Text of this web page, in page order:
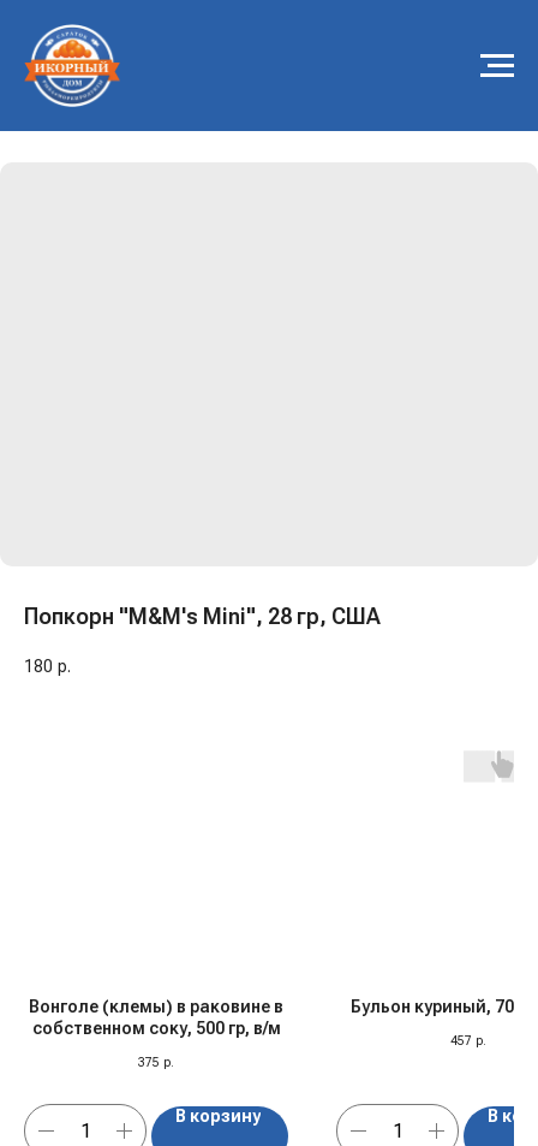
Попкорн "M&M's Mini", 28 гр, США
180 р.
Вонголе (клемы) в раковине в
собственном соку, 500 гр, в/м
375 р.
В корзину
Бульон куриный, 700
457 р.
В